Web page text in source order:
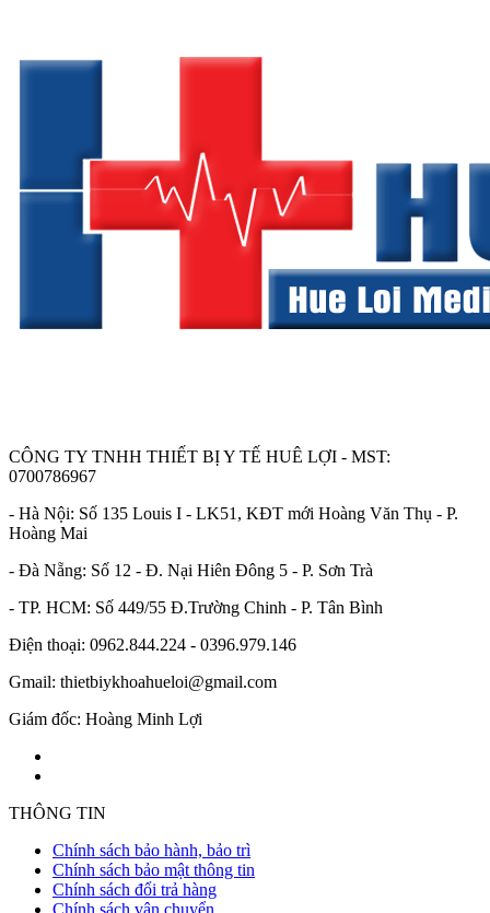
CÔNG TY TNHH THIẾT BỊ Y TẾ HUÊ LỢI - MST:
0700786967
- Hà Nội: Số 135 Louis I - LK51, KĐT mới Hoàng Văn Thụ - P.
Hoàng Mai
- Đà Nẵng: Số 12 - Đ. Nại Hiên Đông 5 - P. Sơn Trà
- TP. HCM: Số 449/55 Đ.Trường Chinh - P. Tân Bình
Điện thoại: 0962.844.224 - 0396.979.146
Gmail: thietbiykhoahueloi@gmail.com
Giám đốc: Hoàng Minh Lợi
THÔNG TIN
Chính sách bảo hành, bảo trì
Chính sách bảo mật thông tin
Chính sách đổi trả hàng
Chính sách vận chuyển